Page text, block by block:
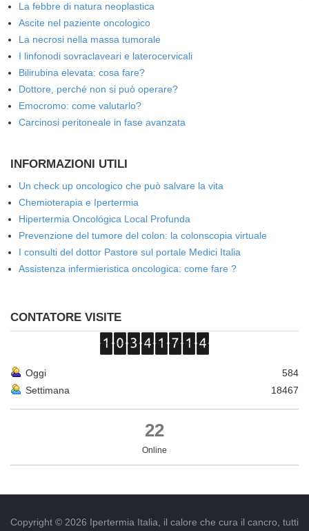
La febbre di natura neoplastica
Ascite nel paziente oncologico
La necrosi nella massa tumorale
I linfonodi sovraclaveari e laterocervicali
Bilirubina elevata: cosa fare?
Dottore, perché non si può operare?
Emocromo: come valutarlo?
Carcinosi peritoneale in fase avanzata
INFORMAZIONI UTILI
Un check up oncologico che può salvare la vita
Chemioterapia e Ipertermia
Hipertermia Oncológica Local Profunda
Prevenzione del tumore del colon: la colonscopia virtuale
I consulti del dottor Pastore sul portale Medici Italia
Assistenza infermieristica oncologica: come fare ?
CONTATORE VISITE
Oggi
584
Settimana
18467
22
Online
Copyright © 2026 Ipertermia Italia, il calore che cura il cancro, tutti